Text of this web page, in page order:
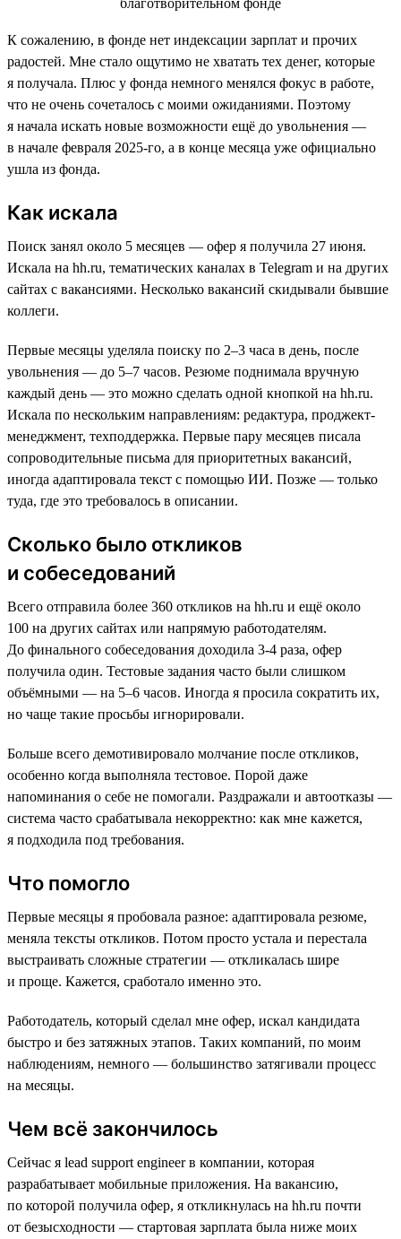
К сожалению, в фонде нет индексации зарплат и прочих
радостей. Мне стало ощутимо не хватать тех денег, которые
я получала. Плюс у фонда немного менялся фокус в работе,
что не очень сочеталось с моими ожиданиями. Поэтому
я начала искать новые возможности ещё до увольнения —
в начале февраля 2025-го, а в конце месяца уже официально
ушла из фонда.
Как искала
Поиск занял около 5 месяцев — офер я получила 27 июня.
Искала на hh.ru, тематических каналах в Telegram и на других
сайтах с вакансиями. Несколько вакансий скидывали бывшие
коллеги.
Первые месяцы уделяла поиску по 2–3 часа в день, после
увольнения — до 5–7 часов. Резюме поднимала вручную
каждый день — это можно сделать одной кнопкой на hh.ru.
Искала по нескольким направлениям: редактура, проджект-
менеджмент, техподдержка. Первые пару месяцев писала
сопроводительные письма для приоритетных вакансий,
иногда адаптировала текст с помощью ИИ. Позже — только
туда, где это требовалось в описании.
Сколько было откликов
и собеседований
Всего отправила более 360 откликов на hh.ru и ещё около
100 на других сайтах или напрямую работодателям.
До финального собеседования доходила 3-4 раза, офер
получила один. Тестовые задания часто были слишком
объёмными — на 5–6 часов. Иногда я просила сократить их,
но чаще такие просьбы игнорировали.
Больше всего демотивировало молчание после откликов,
особенно когда выполняла тестовое. Порой даже
напоминания о себе не помогали. Раздражали и автоотказы —
система часто срабатывала некорректно: как мне кажется,
я подходила под требования.
Что помогло
Первые месяцы я пробовала разное: адаптировала резюме,
меняла тексты откликов. Потом просто устала и перестала
выстраивать сложные стратегии — откликалась шире
и проще. Кажется, сработало именно это.
Работодатель, который сделал мне офер, искал кандидата
быстро и без затяжных этапов. Таких компаний, по моим
наблюдениям, немного — большинство затягивали процесс
на месяцы.
Чем всё закончилось
Сейчас я lead support engineer в компании, которая
разрабатывает мобильные приложения. На вакансию,
по которой получила офер, я откликнулась на hh.ru почти
от безысходности — стартовая зарплата была ниже моих